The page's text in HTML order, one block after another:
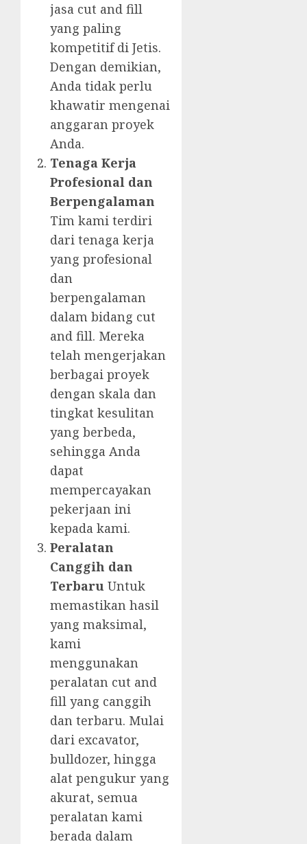
jasa cut and fill
yang paling
kompetitif di Jetis.
Dengan demikian,
Anda tidak perlu
khawatir mengenai
anggaran proyek
Anda.
Tenaga Kerja
Profesional dan
Berpengalaman
Tim kami terdiri
dari tenaga kerja
yang profesional
dan
berpengalaman
dalam bidang cut
and fill. Mereka
telah mengerjakan
berbagai proyek
dengan skala dan
tingkat kesulitan
yang berbeda,
sehingga Anda
dapat
mempercayakan
pekerjaan ini
kepada kami.
Peralatan
Canggih dan
Terbaru Untuk
memastikan hasil
yang maksimal,
kami
menggunakan
peralatan cut and
fill yang canggih
dan terbaru. Mulai
dari excavator,
bulldozer, hingga
alat pengukur yang
akurat, semua
peralatan kami
berada dalam